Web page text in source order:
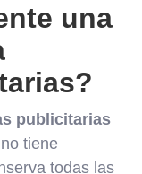
una
publicitarias
tiene
todas las